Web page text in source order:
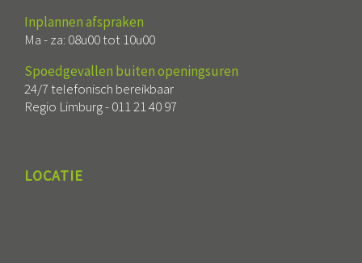
Inplannen afspraken
Ma - za: 08u00 tot 10u00
Spoedgevallen buiten openingsuren
24/7 telefonisch bereikbaar
Regio Limburg -011 21 40 97
LOCATIE